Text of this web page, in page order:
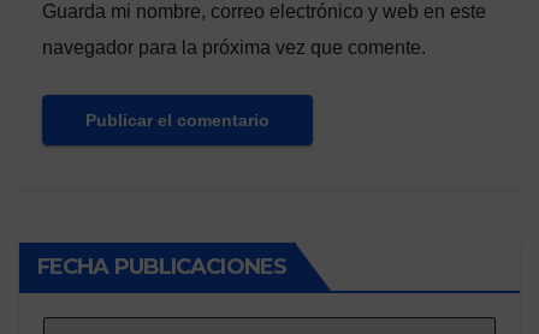
Guarda mi nombre, correo electrónico y web en este
navegador para la próxima vez que comente.
FECHA PUBLICACIONES